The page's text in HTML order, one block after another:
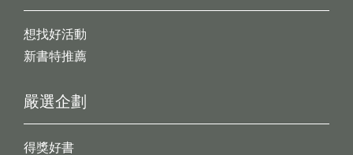
想找好活動
新書特推薦
嚴選企劃
得獎好書